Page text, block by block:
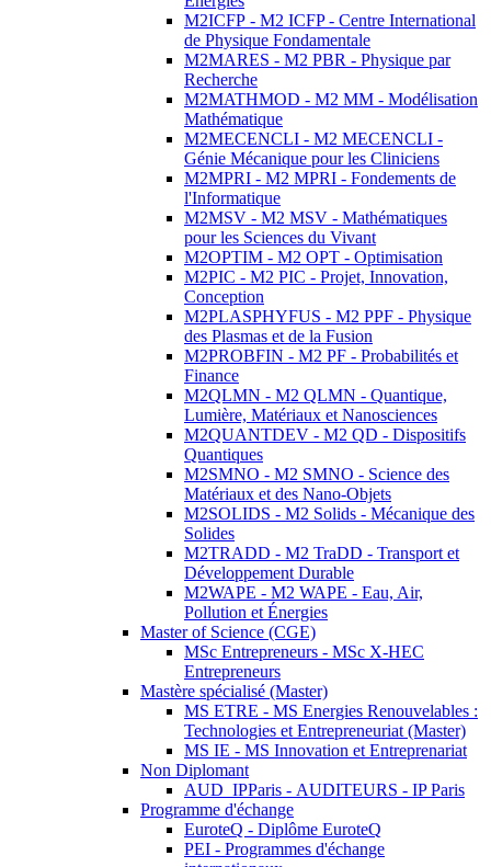
M2ICFP - M2 ICFP - Centre International
de Physique Fondamentale
M2MARES - M2 PBR - Physique par
Recherche
M2MATHMOD - M2 MM - Modélisation
Mathématique
M2MECENCLI - M2 MECENCLI -
Génie Mécanique pour les Cliniciens
M2MPRI - M2 MPRI - Fondements de
l'Informatique
M2MSV - M2 MSV - Mathématiques
pour les Sciences du Vivant
M2OPTIM - M2 OPT - Optimisation
M2PIC - M2 PIC - Projet, Innovation,
Conception
M2PLASPHYFUS - M2 PPF - Physique
des Plasmas et de la Fusion
M2PROBFIN - M2 PF - Probabilités et
Finance
M2QLMN - M2 QLMN - Quantique,
Lumière, Matériaux et Nanosciences
M2QUANTDEV - M2 QD - Dispositifs
Quantiques
M2SMNO - M2 SMNO - Science des
Matériaux et des Nano-Objets
M2SOLIDS - M2 Solids - Mécanique des
Solides
M2TRADD - M2 TraDD - Transport et
Développement Durable
M2WAPE - M2 WAPE - Eau, Air,
Pollution et Énergies
Master of Science (CGE)
MSc Entrepreneurs - MSc X-HEC
Entrepreneurs
Mastère spécialisé (Master)
MS ETRE - MS Energies Renouvelables :
Technologies et Entrepreneuriat (Master)
MS IE - MS Innovation et Entreprenariat
Non Diplomant
AUD_IPParis - AUDITEURS - IP Paris
Programme d'échange
EuroteQ - Diplôme EuroteQ
PEI - Programmes d'échange